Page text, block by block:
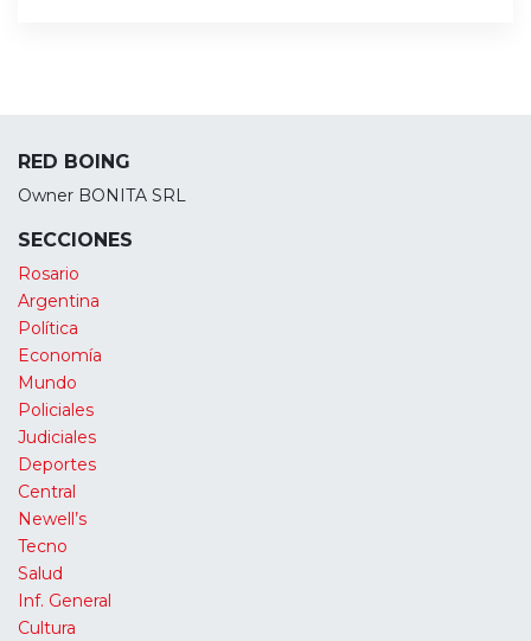
RED BOING
Owner BONITA SRL
SECCIONES
Rosario
Argentina
Política
Economía
Mundo
Policiales
Judiciales
Deportes
Central
Newell’s
Tecno
Salud
Inf. General
Cultura